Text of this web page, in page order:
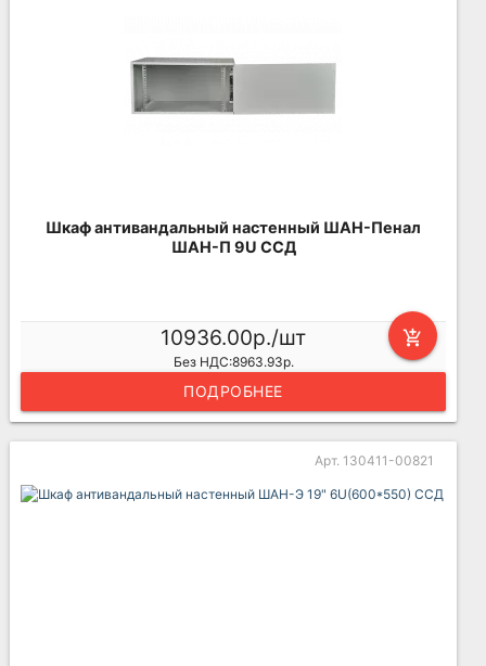
Шкаф антивандальный настенный ШАН-Пенал
ШАН-П 9U ССД
add_shopping_cart
10936.00р./шт
Без НДС:8963.93р.
ПОДРОБНЕЕ
Арт. 130411-00821